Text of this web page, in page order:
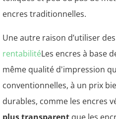
encres traditionnelles.
Une autre raison d’utiliser
rentabilitéLes encres à base
même qualité d'impression
conventionnelles, à un prix
durables, comme les encres